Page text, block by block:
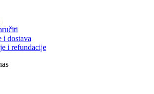
i dostava
i refundacije